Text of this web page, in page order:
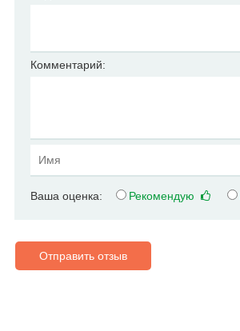
Комментарий:
Ваша оценка: Рекомендую
Отправить отзыв